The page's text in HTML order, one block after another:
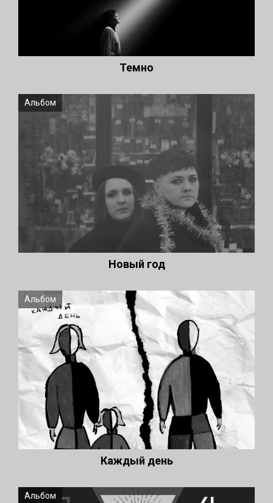
Темно
Альбом
Новый год
Альбом
Каждый день
Альбом